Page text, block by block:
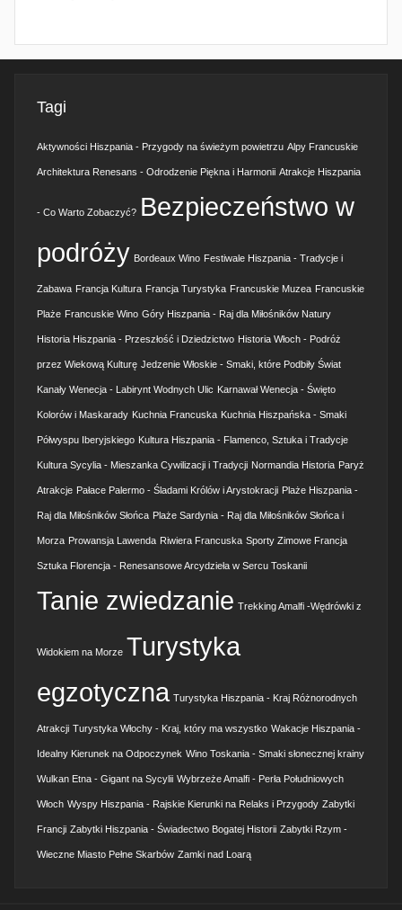
Tagi
Aktywności Hiszpania - Przygody na świeżym powietrzu Alpy Francuskie
Architektura Renesans - Odrodzenie Piękna i Harmonii Atrakcje Hiszpania
- Co Warto Zobaczyć? Bezpieczeństwo w
podróży Bordeaux Wino Festiwale Hiszpania - Tradycje i
Zabawa Francja Kultura Francja Turystyka Francuskie Muzea Francuskie
Plaże Francuskie Wino Góry Hiszpania - Raj dla Miłośników Natury
Historia Hiszpania - Przeszłość i Dziedzictwo Historia Włoch - Podróż
przez Wiekową Kulturę Jedzenie Włoskie - Smaki, które Podbiły Świat
Kanały Wenecja - Labirynt Wodnych Ulic Karnawał Wenecja - Święto
Kolorów i Maskarady Kuchnia Francuska Kuchnia Hiszpańska - Smaki
Półwyspu Iberyjskiego Kultura Hiszpania - Flamenco, Sztuka i Tradycje
Kultura Sycylia - Mieszanka Cywilizacji i Tradycji Normandia Historia Paryż
Atrakcje Pałace Palermo - Śladami Królów i Arystokracji Plaże Hiszpania -
Raj dla Miłośników Słońca Plaże Sardynia - Raj dla Miłośników Słońca i
Morza Prowansja Lawenda Riwiera Francuska Sporty Zimowe Francja
Sztuka Florencja - Renesansowe Arcydzieła w Sercu Toskanii
Tanie zwiedzanie Trekking Amalfi -Wędrówki z
Widokiem na Morze Turystyka
egzotyczna Turystyka Hiszpania - Kraj Różnorodnych
Atrakcji Turystyka Włochy - Kraj, który ma wszystko Wakacje Hiszpania -
Idealny Kierunek na Odpoczynek Wino Toskania - Smaki słonecznej krainy
Wulkan Etna - Gigant na Sycylii Wybrzeże Amalfi - Perła Południowych
Włoch Wyspy Hiszpania - Rajskie Kierunki na Relaks i Przygody Zabytki
Francji Zabytki Hiszpania - Świadectwo Bogatej Historii Zabytki Rzym -
Wieczne Miasto Pełne Skarbów Zamki nad Loarą